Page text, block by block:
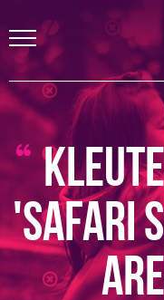
'Safari